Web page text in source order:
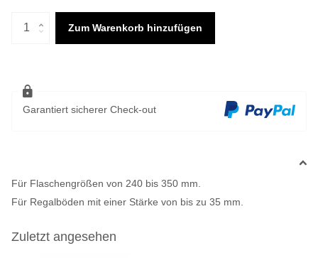
Zum Warenkorb hinzufügen
Garantiert sicherer Check-out
Für Flaschengrößen von 240 bis 350 mm.
Für Regalböden mit einer Stärke von bis zu 35 mm.
Zuletzt angesehen